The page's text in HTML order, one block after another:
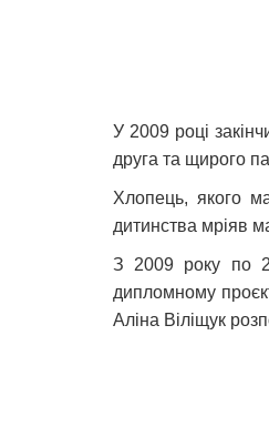
У 2009 році
друга та щирого
Хлопець, якого
дитинства мріяв
З 2009 року по
дипломному
Аліна Віліщук